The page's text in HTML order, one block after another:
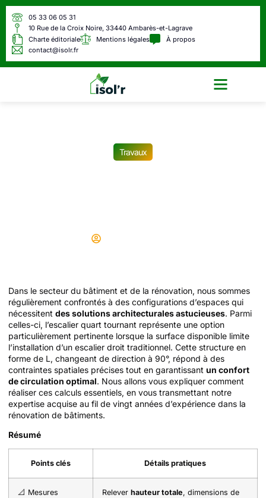
05 33 06 05 31
10 Rue de la Croix Noire, 33440 Ambarès-et-Lagrave
Charte éditoriale
Mentions légales
À propos
contact@isolr.fr
Travaux
Dans le secteur du bâtiment et de la rénovation, nous sommes
régulièrement confrontés à des configurations d’espaces qui
nécessitent des solutions architecturales astucieuses. Parmi
celles-ci, l’escalier quart tournant représente une option
particulièrement pertinente lorsque la surface disponible limite
l’installation d’un escalier droit traditionnel. Cette structure en
forme de L, changeant de direction à 90°, répond à des
contraintes spatiales précises tout en garantissant un confort
de circulation optimal. Nous allons vous expliquer comment
réaliser ces calculs essentiels, en vous transmettant notre
expertise acquise au fil de vingt années d’expérience dans la
rénovation de bâtiments.
Résumé
Points clés Détails pratiques
📐 Mesures
Relever hauteur totale, dimensions de